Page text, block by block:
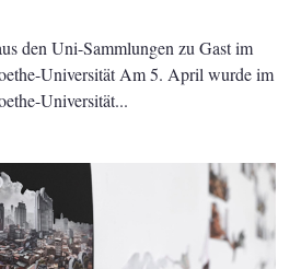
den Uni-Sammlungen zu Gast im
Universität Am 5. April wurde im
Universität